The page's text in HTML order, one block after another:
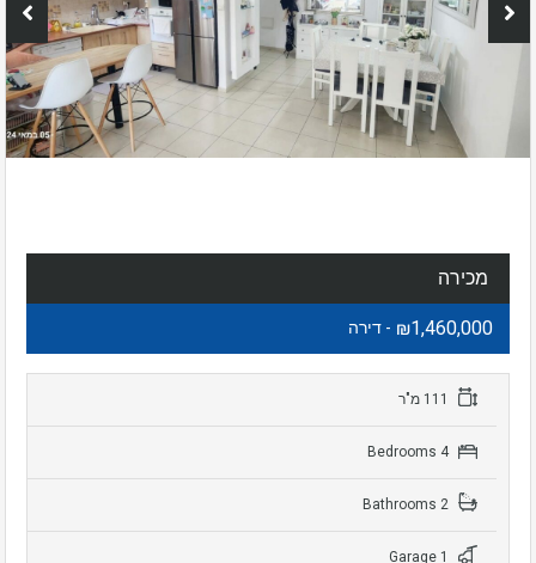
מכירה
₪1,460,000 - דירה
4 Bedrooms